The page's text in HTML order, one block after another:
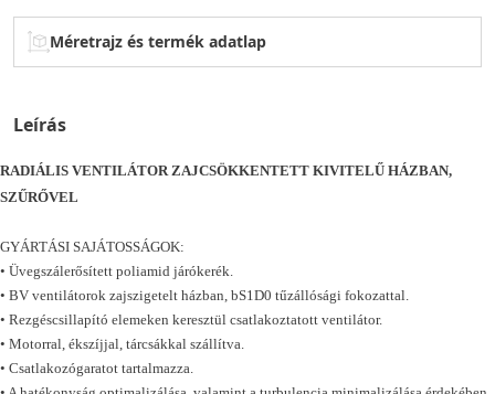
Méretrajz és termék adatlap
Leírás
RADIÁLIS VENTILÁTOR ZAJCSÖKKENTETT KIVITELŰ HÁZBAN,
SZŰRŐVEL
GYÁRTÁSI SAJÁTOSSÁGOK:
• Üvegszálerősített poliamid járókerék.
• BV ventilátorok zajszigetelt házban, bS1D0 tűzállósági fokozattal.
• Rezgéscsillapító elemeken keresztül csatlakoztatott ventilátor.
• Motorral, ékszíjjal, tárcsákkal szállítva.
• Csatlakozógaratot tartalmazza.